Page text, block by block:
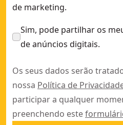
de marketing.
Sim, pode partilhar os
de anúncios digitais.
Os seus dados serão
nossa Política de
participar a qualquer
preenchendo este